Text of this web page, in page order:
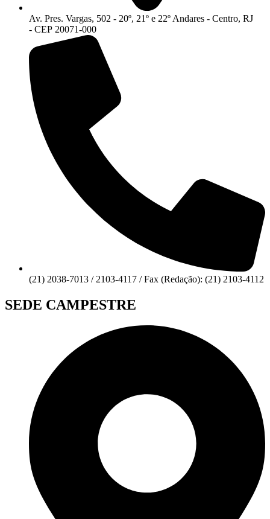
Av. Pres. Vargas, 502 - 20º, 21º e 22º Andares - Centro, RJ
- CEP 20071-000
(21) 2038-7013 / 2103-4117 / Fax (Redação): (21) 2103-4112
SEDE CAMPESTRE